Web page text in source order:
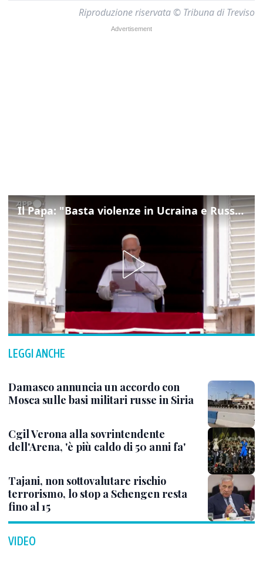
Riproduzione riservata © Tribuna di Treviso
Il Papa: "Basta violenze in Ucraina e Russia, spazio a diplomazia"
LEGGI ANCHE
Damasco annuncia un accordo con
Mosca sulle basi militari russe in Siria
Cgil Verona alla sovrintendente
dell'Arena, 'è più caldo di 50 anni fa'
Tajani, non sottovalutare rischio
terrorismo, lo stop a Schengen resta
fino al 15
VIDEO